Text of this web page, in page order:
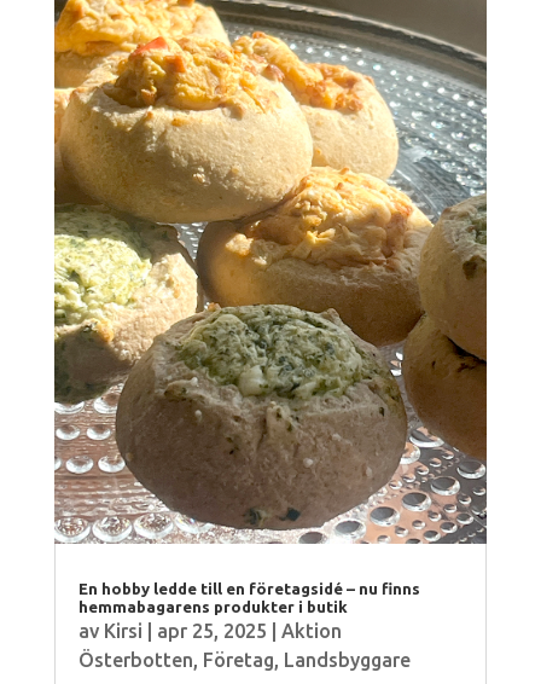
En hobby ledde till en företagsidé – nu finns
hemmabagarens produkter i butik
av Kirsi apr 25, 2025
Aktion
Österbotten, Företag, Landsbyggare